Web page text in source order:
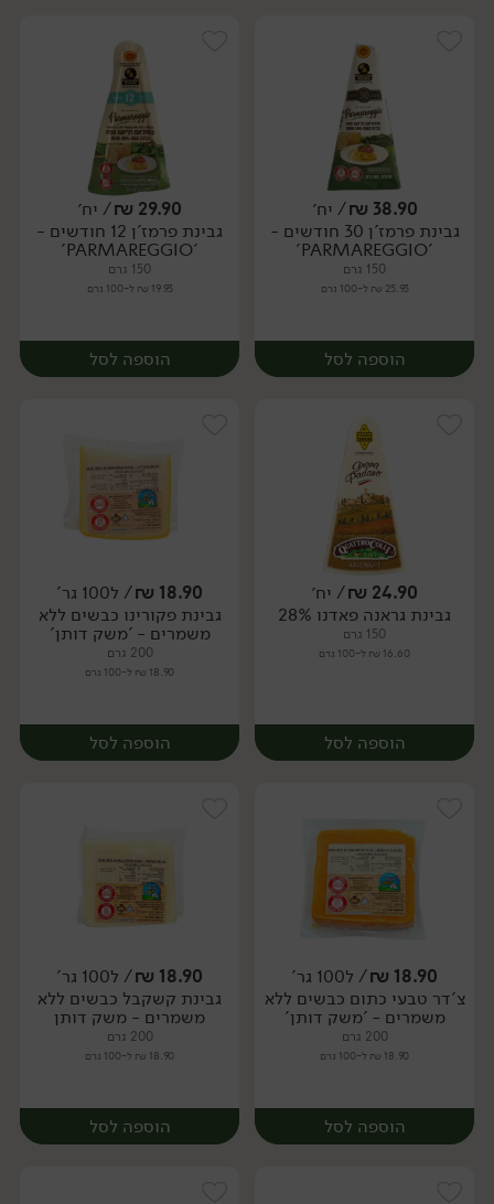
יח׳ יח׳
38.90
₪/ יח׳
גבינת פרמז'ן 30 חודשים -
'PARMAREGGIO'
150 גרם
25.93 ₪ ל-100 גרם
הוספה לסל
יח׳
29.90
₪/ יח׳
גבינת פרמז'ן 12 חודשים -
'PARMAREGGIO'
150 גרם
19.93 ₪ ל-100 גרם
הוספה לסל
יח׳
24.90
₪/ יח׳
גבינת גראנה פאדנו 28%
150 גרם
16.60 ₪ ל-100 גרם
הוספה לסל
יח׳
18.90
₪/ ל100 גר'
גבינת פקורינו כבשים ללא
משמרים - 'משק דותן'
200 גרם
18.90 ₪ ל-100 גרם
הוספה לסל
יח׳
18.90
₪/ ל100 גר'
צ'דר טבעי כתום כבשים ללא
משמרים - 'משק דותן'
200 גרם
18.90 ₪ ל-100 גרם
הוספה לסל
18.90
₪/ ל100 גר'
גבינת קשקבל כבשים ללא
משמרים - משק דותן
200 גרם
18.90 ₪ ל-100 גרם
הוספה לסל